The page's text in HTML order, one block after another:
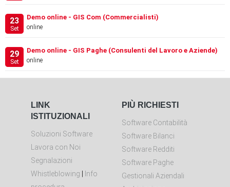
23
Set
Demo online - GIS Com (Commercialisti)
online
29
Set
Demo online - GIS Paghe (Consulenti del Lavoro e Aziende)
online
LINK
ISTITUZIONALI
Soluzioni Software
Lavora con Noi
Segnalazioni
Whistleblowing | Info
PIÙ RICHIESTI
Software Contabilità
Software Bilanci
Software Redditi
Software Paghe
Gestionali Aziendali